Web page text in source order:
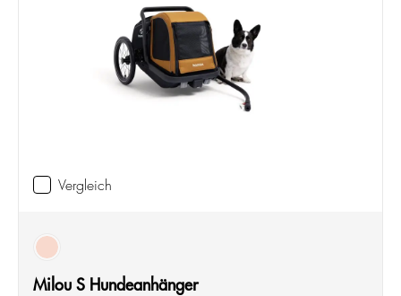
Vergleich
orange
Milou S Hundeanhänger